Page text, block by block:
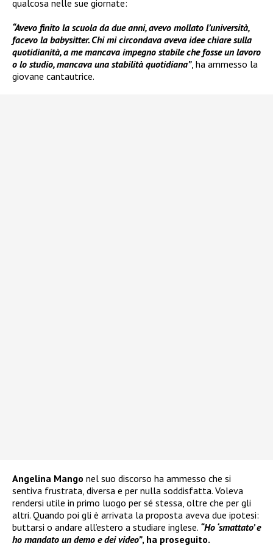
qualcosa nelle sue giornate:
“Avevo finito la scuola da due anni, avevo mollato l’università,
facevo la babysitter. Chi mi circondava aveva idee chiare sulla
quotidianità, a me mancava impegno stabile che fosse un lavoro
o lo studio, mancava una stabilità quotidiana”, ha ammesso la
giovane cantautrice.
Angelina Mango nel suo discorso ha ammesso che si
sentiva frustrata, diversa e per nulla soddisfatta. Voleva
rendersi utile in primo luogo per sé stessa, oltre che per gli
altri. Quando poi gli è arrivata la proposta aveva due ipotesi:
buttarsi o andare all’estero a studiare inglese. “Ho ‘smattato’ e
ho mandato un demo e dei video”, ha proseguito.